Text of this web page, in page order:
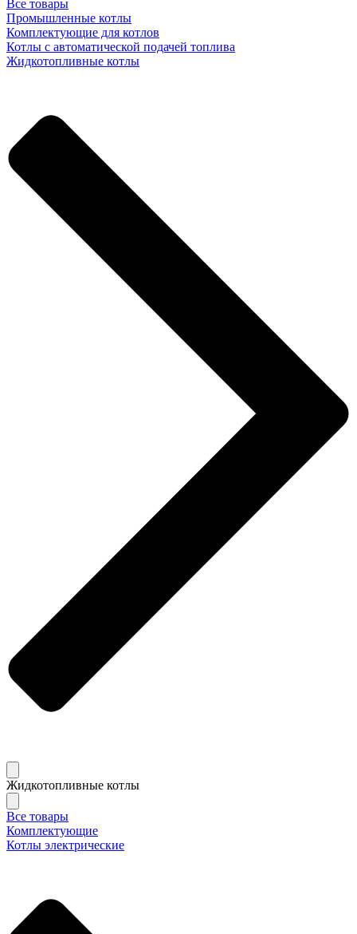
Все товары
Промышленные котлы
Комплектующие для котлов
Котлы с автоматической подачей топлива
Жидкотопливные котлы
Жидкотопливные котлы
Все товары
Комплектующие
Котлы электрические